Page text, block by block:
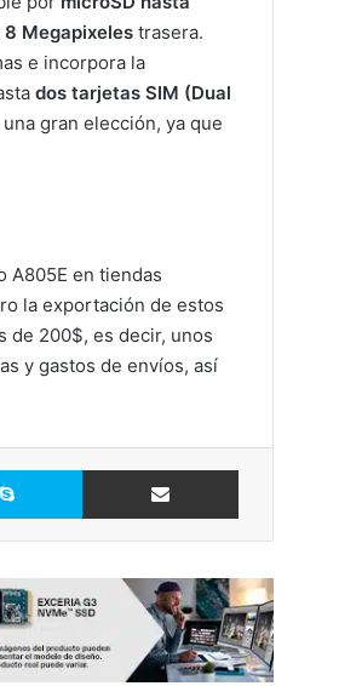
8 Megapixeles trasera.
e incorpora la
dos tarjetas SIM (Dual
gran elección, ya que
A805E en tiendas
la exportación de estos
de 200$, es decir, unos
y gastos de envíos, así
Skype Comparte vía Email